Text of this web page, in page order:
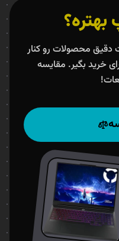
دقیق محصولات رو کنار
خرید بگیر. مقایسه